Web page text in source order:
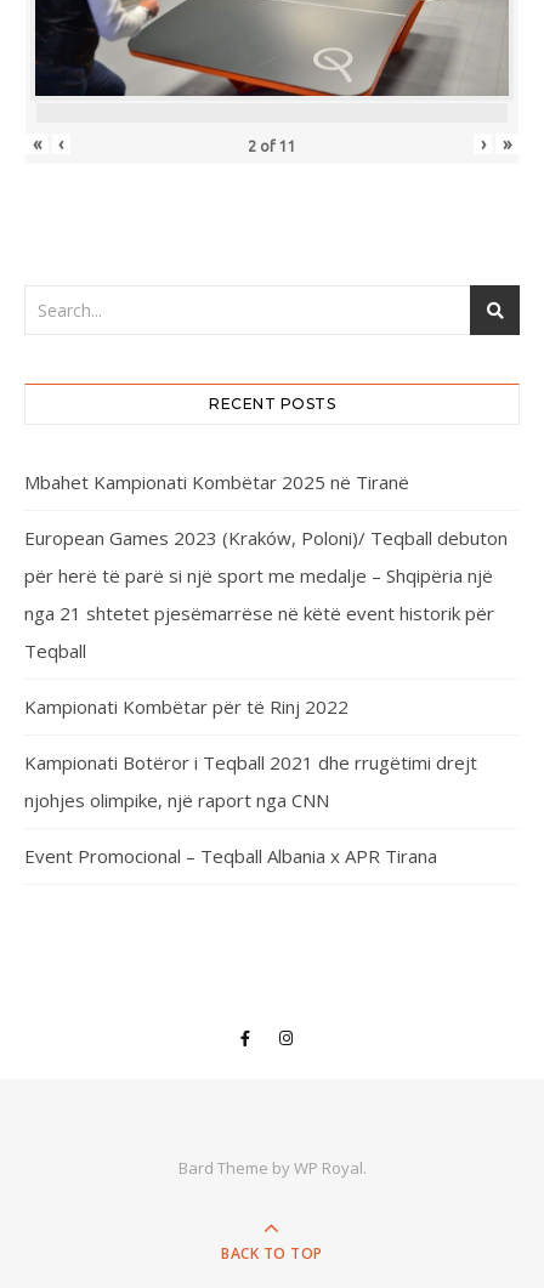
« ‹ 2 of 11 › »
RECENT POSTS
Mbahet Kampionati Kombëtar 2025 në Tiranë
European Games 2023 (Kraków, Poloni)/ Teqball debuton
për herë të parë si një sport me medalje – Shqipëria një
nga 21 shtetet pjesëmarrëse në këtë event historik për
Teqball
Kampionati Kombëtar për të Rinj 2022
Kampionati Botëror i Teqball 2021 dhe rrugëtimi drejt
njohjes olimpike, një raport nga CNN
Event Promocional – Teqball Albania x APR Tirana
Bard Theme byWP Royal.
BACK TO TOP